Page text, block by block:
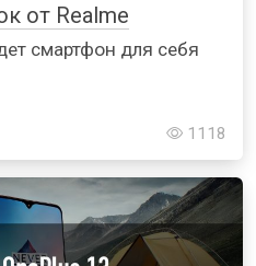
от Realme
смартфон для себя
1118